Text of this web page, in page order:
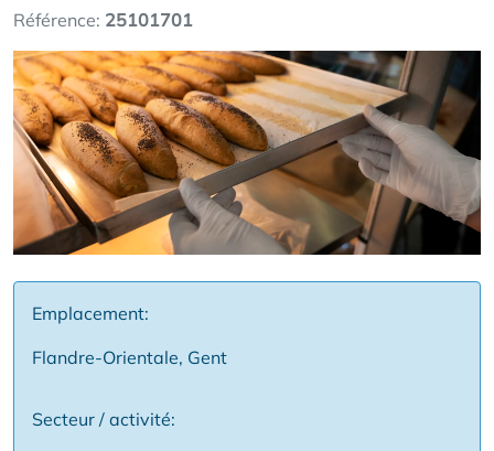
Référence: 25101701
Emplacement:
Flandre-Orientale, Gent
Secteur / activité: